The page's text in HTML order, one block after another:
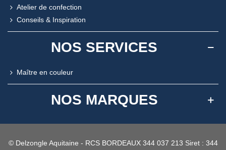
Atelier de confection
Conseils & Inspiration
NOS SERVICES
Maître en couleur
NOS MARQUES
© Delzongle Aquitaine - RCS BORDEAUX 344 037 213 Siret : 344